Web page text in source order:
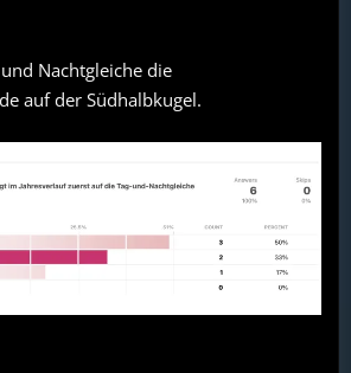
Nachtgleiche die
auf der Südhalbkugel.